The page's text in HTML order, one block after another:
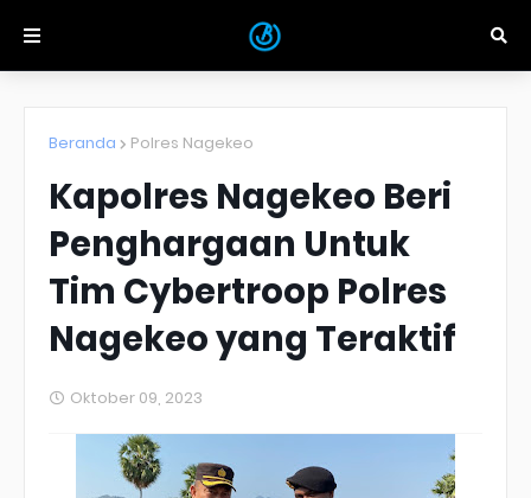
Beranda Polres Nagekeo
Kapolres Nagekeo Beri
Penghargaan Untuk
Tim Cybertroop Polres
Nagekeo yang Teraktif
Oktober 09, 2023